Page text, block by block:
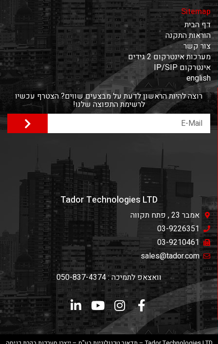
Sitemap
דף הבית
הוראות התקנה
צור קשר
מערכות אינטרקום 2 גידים
אינטרקום IP/SIP
english
רוצה להיות הראשון לדעת על מבצעים שווים? הצטרף עכשיו
לרשימת התפוצה שלנו!
Tador Technologies LTD
אמבר 23 , פתח תקווה
03-9226351
03-9210461
sales@tador.com
וואצאפ לתמיכה : 050-837-4374